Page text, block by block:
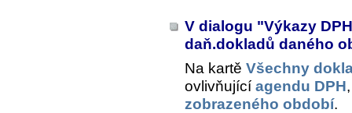
V dialogu "Výkazy
daň.dokladů daného
Na kartě Všechny
ovlivňující agendu DPH
zobrazeného období.